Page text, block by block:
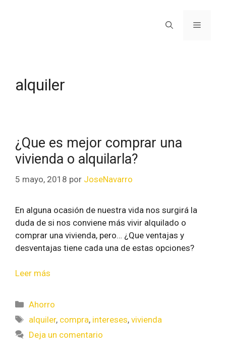
alquiler
¿Que es mejor comprar una
vivienda o alquilarla?
5 mayo, 2018 por JoseNavarro
En alguna ocasión de nuestra vida nos surgirá la
duda de si nos conviene más vivir alquilado o
comprar una vivienda, pero… ¿Que ventajas y
desventajas tiene cada una de estas opciones?
Leer más
Ahorro
alquiler, compra, intereses,vivienda
Deja un comentario